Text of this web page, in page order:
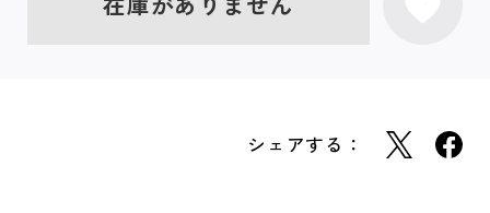
シェアする：